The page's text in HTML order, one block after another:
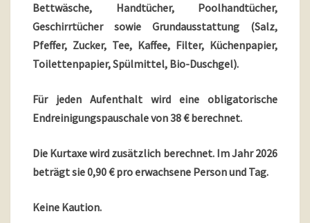
Bettwäsche, Handtücher, Poolhandtücher,
Geschirrtücher sowie Grundausstattung (Salz,
Pfeffer, Zucker, Tee, Kaffee, Filter, Küchenpapier,
Toilettenpapier, Spülmittel, Bio-Duschgel).
Für jeden Aufenthalt wird eine obligatorische
Endreinigungspauschale von 38 € berechnet.
Die Kurtaxe wird zusätzlich berechnet. Im Jahr 2026
beträgt sie 0,90 € pro erwachsene Person und Tag.
Keine Kaution.